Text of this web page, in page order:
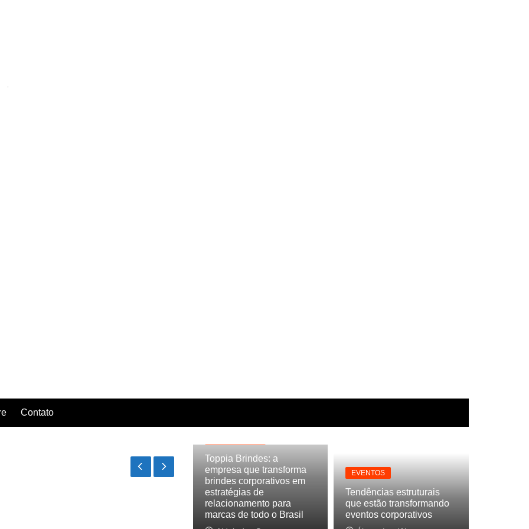
Contato
Toppia Brindes: a
empresa que transforma
brindes corporativos em
estratégias de
relacionamento para
marcas de todo o Brasil
EVENTOS
Tendências estruturais
que estão transformando
eventos corporativos